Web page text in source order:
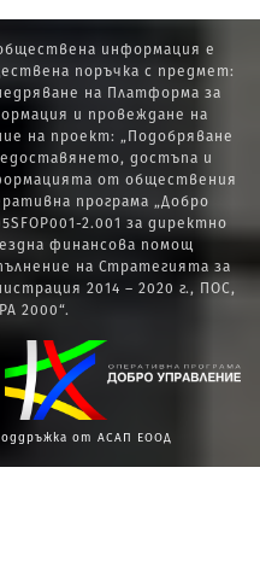
информация е
поръчка с предмет:
на Платформа за
и провеждане на
на проект: „Подобряване
достъпа и
от обществения
програма „Добро
2.001 за директно
финансова помощ
на Стратегията за
2014 – 2020 г., ПОС,
2000“.
от АСАП ЕООД